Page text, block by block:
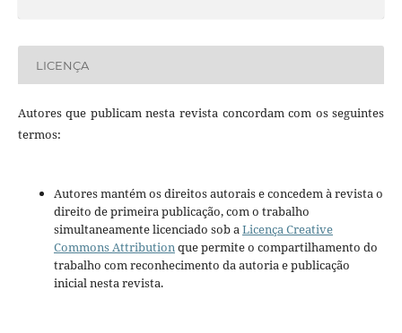
LICENÇA
Autores que publicam nesta revista concordam com os seguintes
termos:
Autores mantém os direitos autorais e concedem à revista o
direito de primeira publicação, com o trabalho
simultaneamente licenciado sob aLicença Creative
Commons Attributionque permite o compartilhamento do
trabalho com reconhecimento da autoria e publicação
inicial nesta revista.